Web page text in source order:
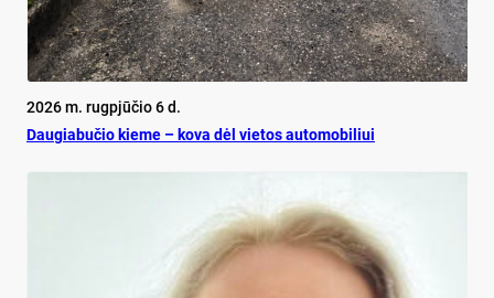
2026 m. rugpjūčio 6 d.
Dau­gia­bu­čio kie­me – ko­va dėl vie­tos au­to­mo­bi­liui